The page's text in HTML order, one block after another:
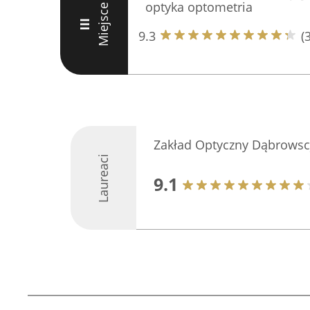
III Miejsce
optyka optometria
9.3
Laureaci
Zakład Optyczny
9.1